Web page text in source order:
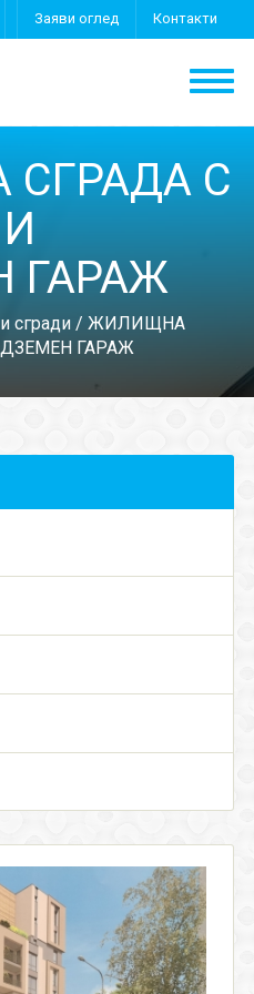
Заяви оглед Контакти
С
ГАРАЖ
сгради/ ЖИЛИЩНА
ГАРАЖ